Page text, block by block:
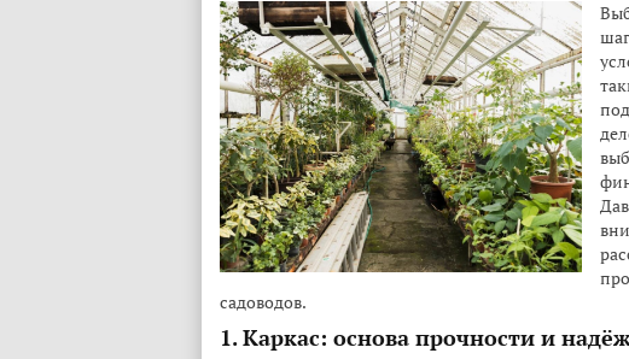
садоводов.
1. Каркас: основа прочности и